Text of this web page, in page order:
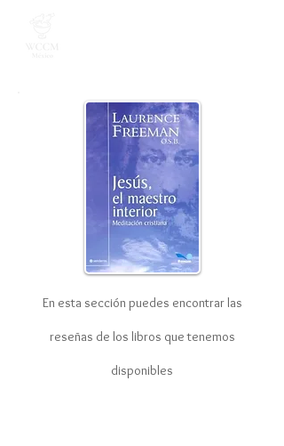
En esta sección puedes encontrar las
reseñas de los libros que tenemos
disponibles